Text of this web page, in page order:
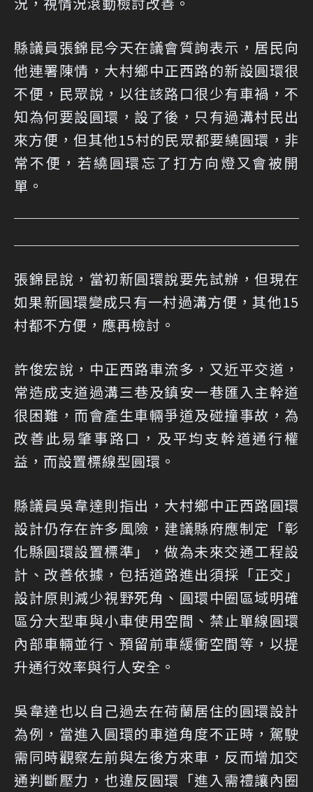
縣議員張錦昆今天在議會質詢表示，居民向
他連署陳情，大村鄉中正西路的新設圓環很
不便，民眾說，以往該路口很少有車禍，不
知為何要設圓環，設了後，只有過溝村民出
來方便，但其他15村的民眾都要繞圓環，非
常不便，若繞圓環忘了打方向燈又會被開
單。
張錦昆說，當初新圓環說要先試辦，但現在
如果新圓環變成只有一村過溝方便，其他15
村都不方便，應再檢討。
許俊宏說，中正西路車流多，又近平交道，
常造成支道過溝三巷及鎮安一巷匯入主幹道
很困難，而會產生車輛爭道及碰撞事故，為
改善此易肇事路口，及平均支幹道通行權
益，而設置標線型圓環。
縣議員吳韋達則指出，大村鄉中正西路圓環
設計仍存在許多風險，建議縣府應制定「彰
化縣圓環設置標準」，做為未來交通工程設
計、改善依據，包括道路進出須採「正交」
設計原則減少視野死角、圓環中圈區域明確
區分大型車與小車使用空間、禁止單線圓環
內部車輛並行、預留前車緩衝空間等，以提
升通行效率與行人安全。
吳韋達也以自己過去在荷蘭居住的圓環設計
為例，當進入圓環的車道角度不正時，駕駛
需同時觀察左前與左後方來車，反而增加交
通判斷壓力，也違反圓環「進入需禮讓內圈